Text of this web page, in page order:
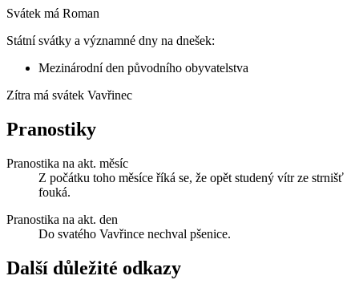
Svátek má Roman
Státní svátky a významné dny na dnešek:
Mezinárodní den původního obyvatelstva
Zítra má svátek Vavřinec
Pranostiky
Pranostika na akt. měsíc
Z počátku toho měsíce říká se, že opět studený vítr ze strnišť
fouká.
Pranostika na akt. den
Do svatého Vavřince nechval pšenice.
Další důležité odkazy